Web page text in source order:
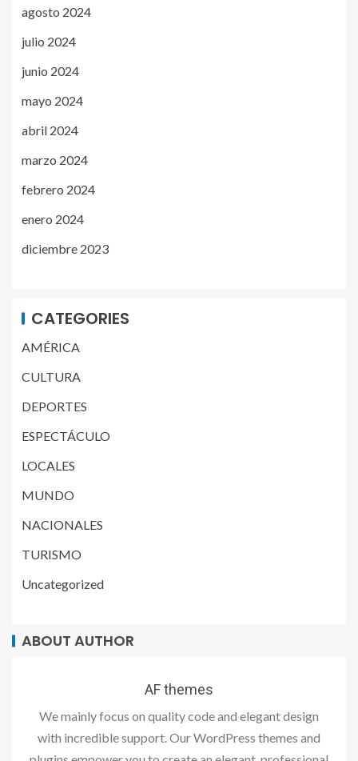
agosto 2024
julio 2024
junio 2024
mayo 2024
abril 2024
marzo 2024
febrero 2024
enero 2024
diciembre 2023
CATEGORIES
AMÉRICA
CULTURA
DEPORTES
ESPECTÁCULO
LOCALES
MUNDO
NACIONALES
TURISMO
Uncategorized
ABOUT AUTHOR
AF themes
We mainly focus on quality code and elegant design
with incredible support. Our WordPress themes and